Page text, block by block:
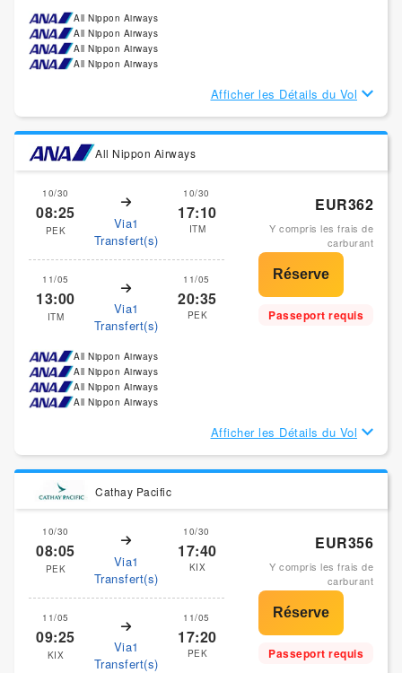
All Nippon Airways
All Nippon Airways
All Nippon Airways
All Nippon Airways
Afficher les Détails du Vol
All Nippon Airways
10/30
08:25
PEK
Via1
Transfert(s)
10/30
17:10
ITM
11/05
13:00
ITM
Via1
Transfert(s)
11/05
20:35
PEK
EUR362
Y compris les frais de
carburant
Passeport requis
All Nippon Airways
All Nippon Airways
All Nippon Airways
All Nippon Airways
Afficher les Détails du Vol
Cathay Pacific
10/30
08:05
PEK
Via1
Transfert(s)
10/30
17:40
KIX
11/05
09:25
KIX
Via1
Transfert(s)
11/05
17:20
PEK
EUR356
Y compris les frais de
carburant
Passeport requis